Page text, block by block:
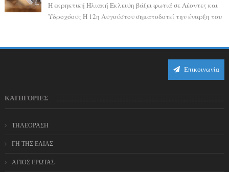
Η εκρηκτική Ηλιακή Έκλειψη βάζει φωτιά σε Λέοντες και
Υδροχόους Η 12η Αυγούστου σηματοδοτεί την έναρξη του
Επικοινωνία
ΚΑΤΗΓΟΡΙΕΣ
ΤΗΛΕΟΡΑΣΗ
ΓΗ ΤΗΣ ΕΛΙΑΣ
ΑΓΙΟΣ ΕΡΩΤΑΣ